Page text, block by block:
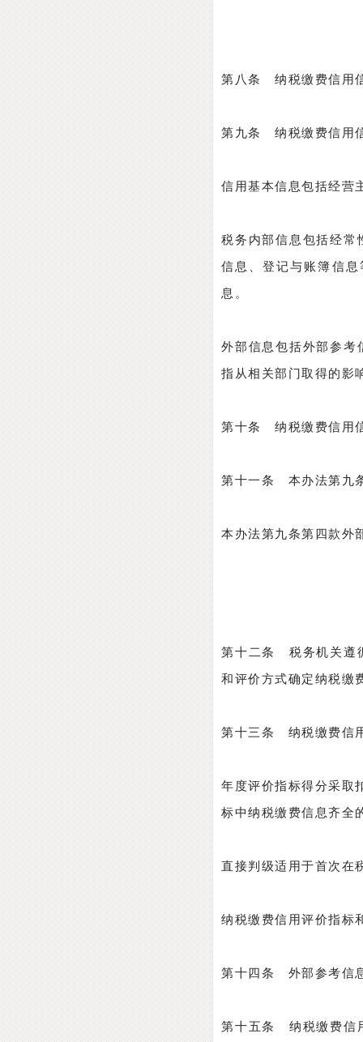
第八条 纳税缴费信用
第九条 纳税缴费信用
信用基本信息包括经营
税务内部信息包括经常
信息、登记与账簿信
息。
外部信息包括外部参考
指从相关部门取得的影
第十条 纳税缴费信用
第十一条 本办法第九
本办法第九条第四款外
第十二条 税务机关遵
和评价方式确定纳税缴
第十三条 纳税缴费信
年度评价指标得分采取
标中纳税缴费信息齐全
直接判级适用于首次在
纳税缴费信用评价指标
第十四条 外部参考信
第十五条 纳税缴费信